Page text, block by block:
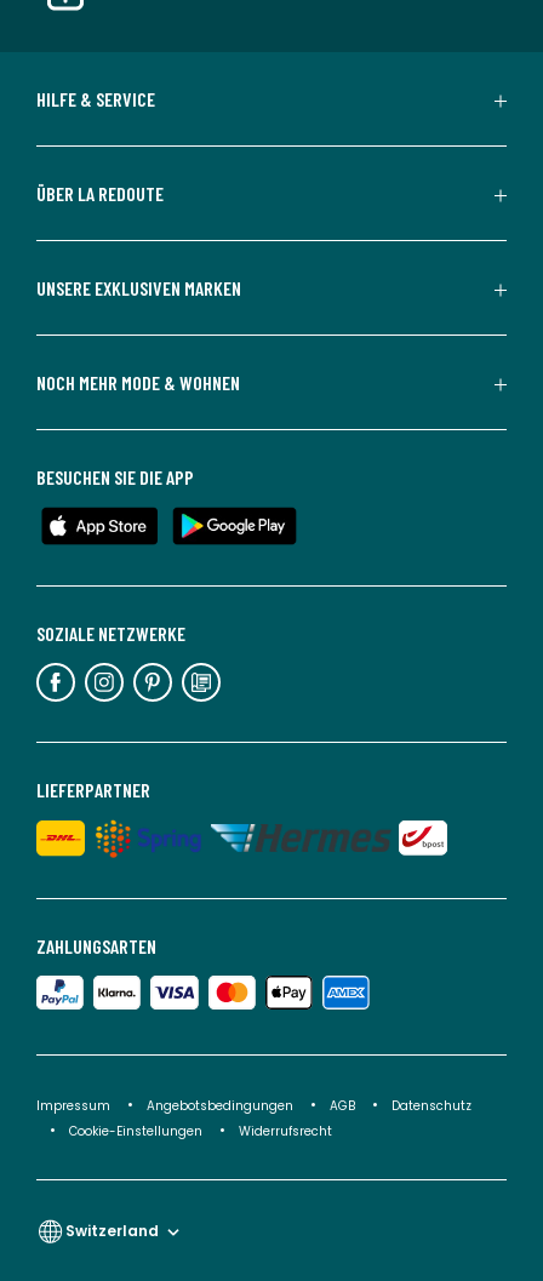
HILFE & SERVICE
ÜBER LA REDOUTE
UNSERE EXKLUSIVEN MARKEN
NOCH MEHR MODE & WOHNEN
ZAHLUNGSARTEN
LIEFERPARTNER
SOZIALE NETZWERKE
BESUCHEN SIE DIE APP
Impressum Angebotsbedingungen AGB
Datenschutz
Cookie-Einstellungen
Widerrufsrecht
Switzerland